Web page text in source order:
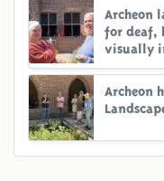
Archeon
for deaf,
visually
Archeon